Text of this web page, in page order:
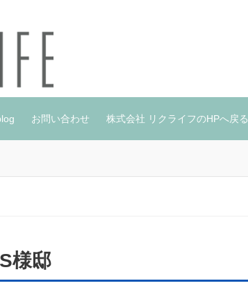
お問い合わせ 株式会社 リクライフのHPへ戻る
様邸